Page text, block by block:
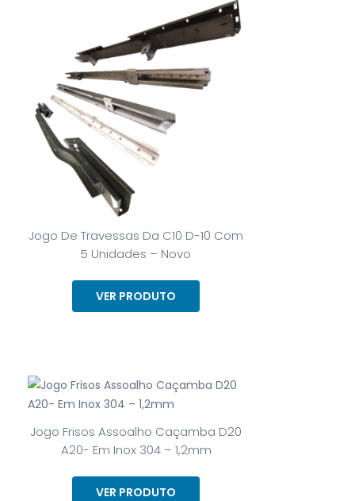
Jogo De Travessas Da C10 D-10 Com
5 Unidades – Novo
VER PRODUTO
Jogo Frisos Assoalho Caçamba D20
A20- Em Inox 304 – 1,2mm
VER PRODUTO